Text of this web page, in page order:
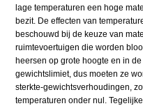
lage temperaturen een hoge
bezit. De effecten van
beschouwd bij de keuze van
ruimtevoertuigen die worden
heersen op grote hoogte en in
gewichtslimiet, dus moeten ze
sterkte-gewichtsverhoudingen,
temperaturen onder nul.